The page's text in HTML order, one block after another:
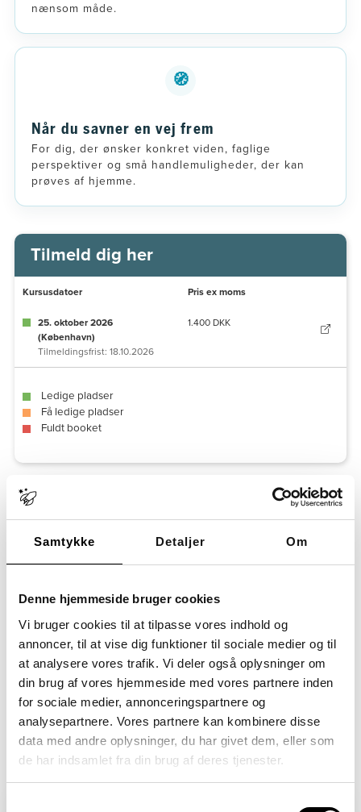
Samtykke Detaljer Om
Denne hjemmeside bruger cookies
Vi bruger cookies til at tilpasse vores indhold og
annoncer, til at vise dig funktioner til sociale medier og til
at analysere vores trafik. Vi deler også oplysninger om
din brug af vores hjemmeside med vores partnere inden
for sociale medier, annonceringspartnere og
analysepartnere. Vores partnere kan kombinere disse
data med andre oplysninger, du har givet dem, eller som
de har indsamlet fra din brug af deres tjenester.
nænsom måde.
🧭
Når du savner en vej frem
For dig, der ønsker konkret viden, faglige
perspektiver og små handlemuligheder, der kan
prøves af hjemme.
Tilmeld dig her
Kursusdatoer Pris ex moms
25. oktober 2026
(København)
Tilmeldingsfrist: 18.10.2026
1.400 DKK
Ledige pladser
Få ledige pladser
Fuldt booket
Pris og praktisk
Pris:1.750 kr. inkl. moms pr. deltager (1.400 kr.
ekskl. moms). Fuld forplejning er inkluderet,
gratis.Den viste pris i tilmeldingsformularen
gælder for øvrige deltagere. Du vil stadig kunne
se en pris i formularen, men bliver ikke
opkrævet, hvis du er forælder i Sputnik.
Tid og sted:Kurset varer fra kl. 10.00-15.00 og
foregår hos Kursuscenter Sputnik, Hejrevej 43,
stuen, 2400 København NV. Der er gratis
parkering, og Nørrebro Station med S-tog og
metro ligger tæt på.